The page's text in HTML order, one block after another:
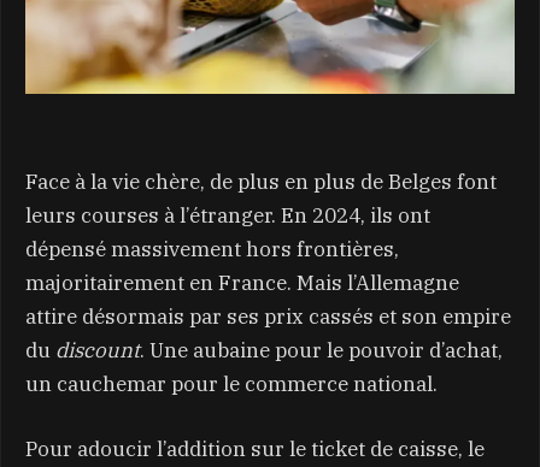
Face à la vie chère, de plus en plus de Belges font
leurs courses à l’étranger. En 2024, ils ont
dépensé massivement hors frontières,
majoritairement en France. Mais l’Allemagne
attire désormais par ses prix cassés et son empire
du discount. Une aubaine pour le pouvoir d’achat,
un cauchemar pour le commerce national.
Pour adoucir l’addition sur le ticket de caisse, le